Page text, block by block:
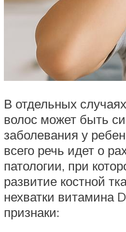
В отдельных
волос может быть
заболевания у
всего речь идет о
патологии, при
развитие костной
нехватки витамина
признаки: